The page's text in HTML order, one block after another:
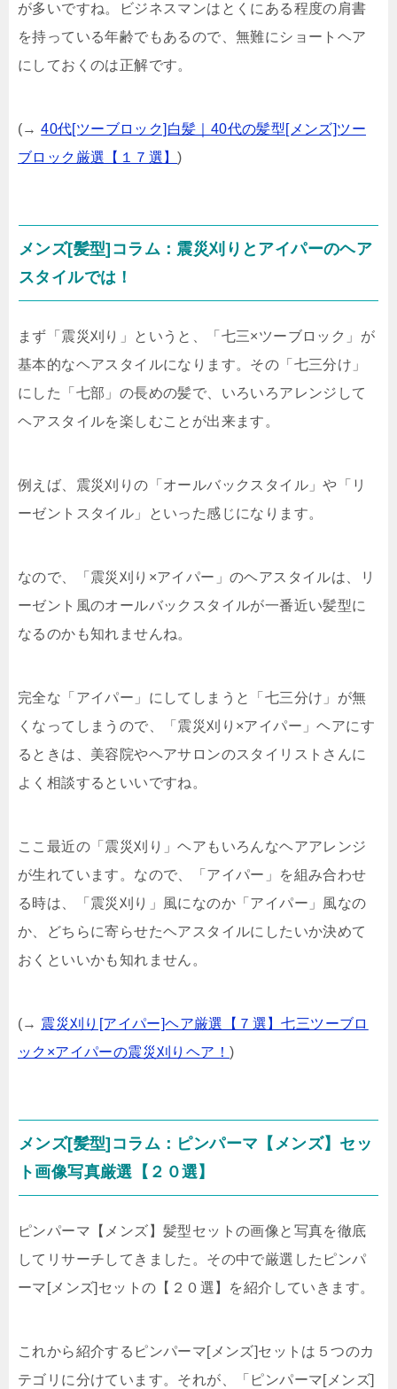
が多いですね。ビジネスマンはとくにある程度の肩書
を持っている年齢でもあるので、無難にショートヘア
にしておくのは正解です。
(→40代[ツーブロック]白髪｜40代の髪型[メンズ]ツー
ブロック厳選【１７選】)
メンズ[髪型]コラム：震災刈りとアイパーのヘア
スタイルでは！
まず「震災刈り」というと、「七三×ツーブロック」が
基本的なヘアスタイルになります。その「七三分け」
にした「七部」の長めの髪で、いろいろアレンジして
ヘアスタイルを楽しむことが出来ます。
例えば、震災刈りの「オールバックスタイル」や「リ
ーゼントスタイル」といった感じになります。
なので、「震災刈り×アイパー」のヘアスタイルは、リ
ーゼント風のオールバックスタイルが一番近い髪型に
なるのかも知れませんね。
完全な「アイパー」にしてしまうと「七三分け」が無
くなってしまうので、「震災刈り×アイパー」ヘアにす
るときは、美容院やヘアサロンのスタイリストさんに
よく相談するといいですね。
ここ最近の「震災刈り」ヘアもいろんなヘアアレンジ
が生れています。なので、「アイパー」を組み合わせ
る時は、「震災刈り」風になのか「アイパー」風なの
か、どちらに寄らせたヘアスタイルにしたいか決めて
おくといいかも知れません。
(→ 震災刈り[アイパー]ヘア厳選【７選】七三ツーブロ
ック×アイパーの震災刈りヘア！ )
メンズ[髪型]コラム：ピンパーマ【メンズ】セッ
ト画像写真厳選【２０選】
ピンパーマ【メンズ】髪型セットの画像と写真を徹底
してリサーチしてきました。その中で厳選したピンパ
ーマ[メンズ]セットの【２０選】を紹介していきます。
これから紹介するピンパーマ[メンズ]セットは５つのカ
テゴリに分けています。それが、「ピンパーマ[メンズ]